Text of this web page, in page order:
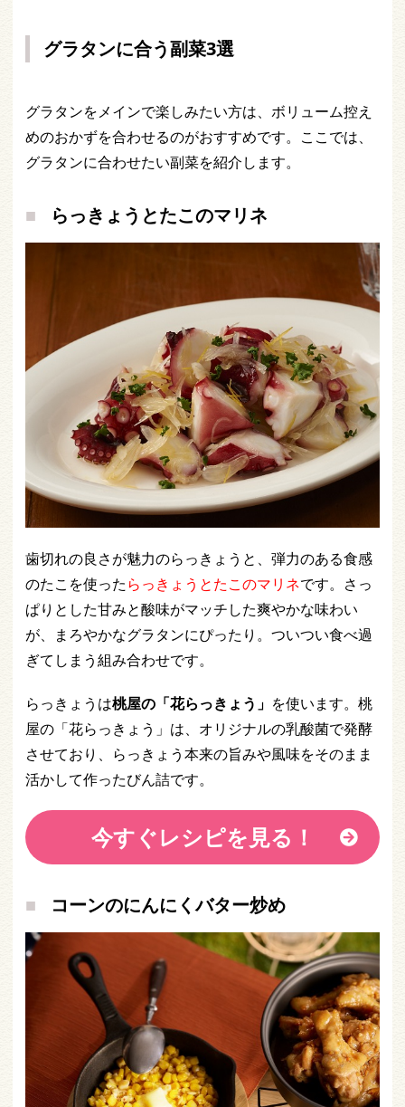
グラタンに合う副菜3選
グラタンをメインで楽しみたい方は、ボリューム控え
めのおかずを合わせるのがおすすめです。ここでは、
グラタンに合わせたい副菜を紹介します。
らっきょうとたこのマリネ
歯切れの良さが魅力のらっきょうと、弾力のある食感
のたこを使ったらっきょうとたこのマリネです。さっ
ぱりとした甘みと酸味がマッチした爽やかな味わい
が、まろやかなグラタンにぴったり。ついつい食べ過
ぎてしまう組み合わせです。
らっきょうは桃屋の「花らっきょう」 を使います。桃
屋の「花らっきょう」は、オリジナルの乳酸菌で発酵
させており、らっきょう本来の旨みや風味をそのまま
活かして作ったびん詰です。
今すぐレシピを見る！
コーンのにんにくバター炒め